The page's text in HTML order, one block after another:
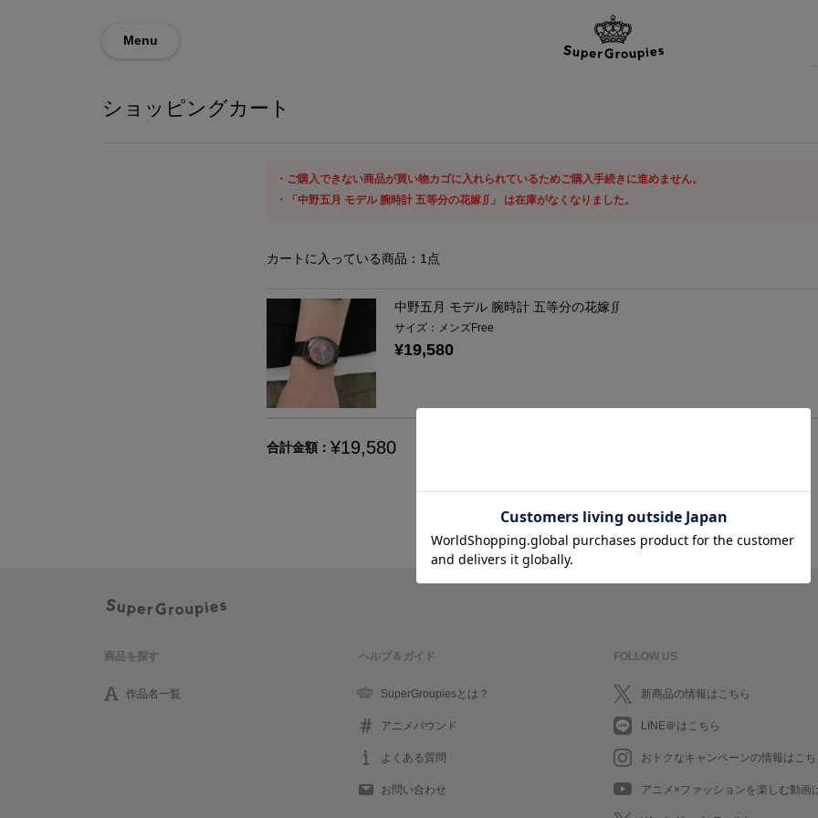
Menu
ショッピングカート
ご購入できない商品が買い物カゴに入れられているためご購入手続きに進めません。
「中野五月 モデル 腕時計 五等分の花嫁∬」 は在庫がなくなりました。
カートに入っている商品： 1 点
中野五月 モデル 腕時計 五等分の花嫁∬
サイズ：メンズFree
¥19,580
合計金額： ¥19,580
商品を探す
作品名一覧
ヘルプ＆ガイド
SuperGroupiesとは？
アニメバウンド
よくある質問
お問い合わせ
FOLLOW US
新商品の情報はこちら
LINE＠はこちら
おトクなキャンペーンの情報はこち
アニメ×ファッションを楽しむ動画